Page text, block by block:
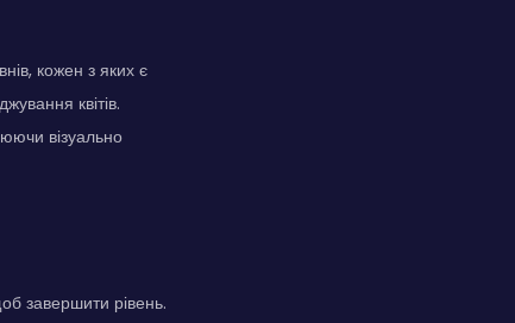
кожен з яких є
квітів.
візуально
завершити рівень.